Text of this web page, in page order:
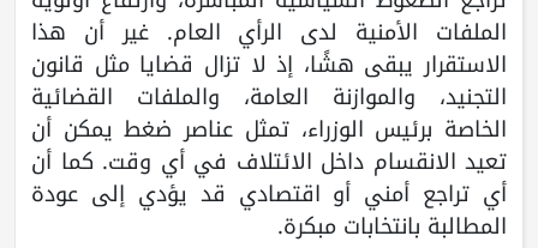
الملفات الأمنية لدى الرأي العام. غير أن هذا
الاستقرار يبقى هشًا، إذ لا تزال قضايا مثل قانون
التجنيد، والموازنة العامة، والملفات القضائية
الخاصة برئيس الوزراء، تمثل عناصر ضغط يمكن أن
تعيد الانقسام داخل الائتلاف في أي وقت. كما أن
أي تراجع أمني أو اقتصادي قد يؤدي إلى عودة
المطالبة بانتخابات مبكرة.